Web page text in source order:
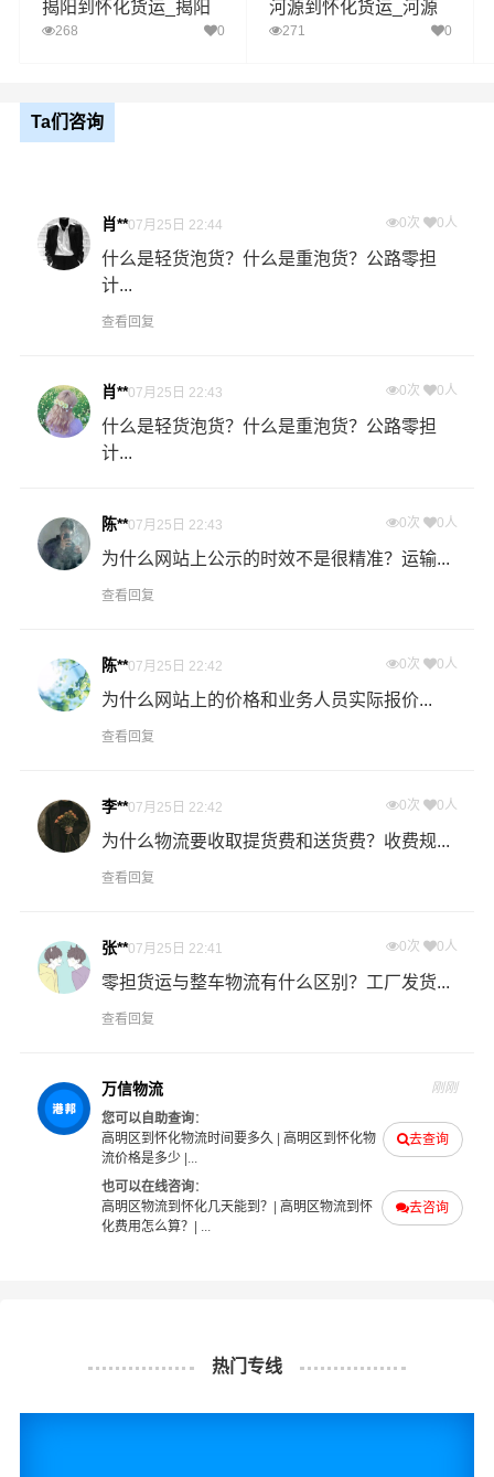
1、以上高明区至怀化物流运费仅为站到站报价(不含取货
送货存储包装上楼等费用)仅作参考，准确报价请以万信
上门费用。
怎么计算专线运输费用？
专线运输费用的计算方式为：单价货物乘以重量或者体
什么是提货费用（也称接货费、取货费、上门提货费）？
物流公司安排车辆上门把货物运送到专线运输商进行配载
的环节，要确认件数、重量、体积、包装、收货信息等物
流基本信息。
什么是送货费用？
散地运送到指定的收货地点，期间产生的费用称为送货
费。
- 万信物流高明区物流业务部秉承“用心呵护，值得托付”的
于为客户提供优质高效的高明区到怀化的专线物流运输服
务。高明区到怀化货运专线是港邦的优质品牌服务，我们
一直多年的在为各行各业提供我们的物流服务，也得到了
很多客户的认可和口碑相传，如果您有意向选择我们，我
物流公司也提供从高明区发物流到怀化的运输服务，您
也可以多多咨询，找到合适您的物流服务商。
揭阳到怀化货运_揭阳
至怀化物流专线
268 0
河源到怀化货运_河源
至怀化物流专线
271 0
Ta们咨询
肖**07月25日 22:44 0次 0人
什么是轻货泡货？什么是重泡货？公路零担
计...
查看回复
肖**07月25日 22:43 0次 0人
什么是轻货泡货？什么是重泡货？公路零担
计...
陈**07月25日 22:43 0次 0人
为什么网站上公示的时效不是很精准？运输...
查看回复
陈**07月25日 22:42 0次 0人
为什么网站上的价格和业务人员实际报价...
查看回复
李**07月25日 22:42 0次 0人
为什么物流要收取提货费和送货费？收费规...
查看回复
张**07月25日 22:41 0次 0人
零担货运与整车物流有什么区别？工厂发货...
查看回复
万信物流 刚刚
去查询
您可以自助查询：
高明区到怀化物流时间要多久 | 高明区到怀化物
流价格是多少|...
去咨询
也可以在线咨询：
高明区物流到怀化几天能到？ | 高明区物流到怀
化费用怎么算？ | ...
热门专线